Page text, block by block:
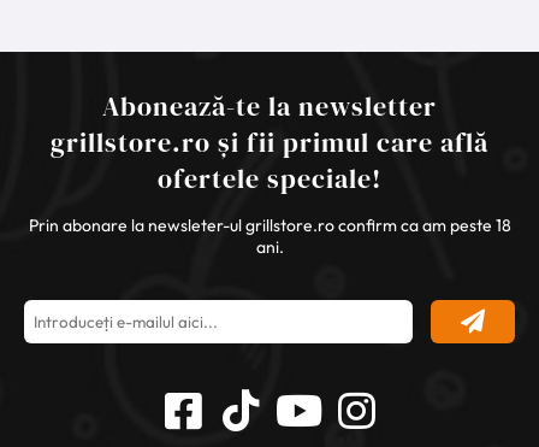
Abonează-te la newsletter
grillstore.ro și fii primul care află
ofertele speciale!
Prin abonare la newsleter-ul grillstore.ro confirm ca am peste 18
ani.